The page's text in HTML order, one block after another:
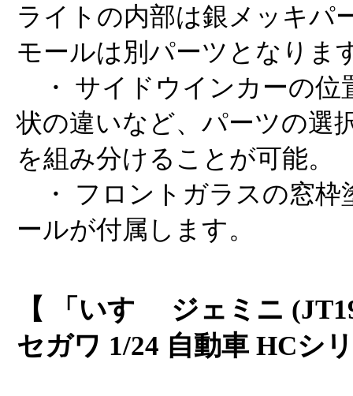
ライトの内部は銀メッキパ
モールは別パーツとなりま
・ サイドウインカーの位
状の違いなど、パーツの選
を組み分けることが可能。
・ フロントガラスの窓枠
ールが付属します。
【 「いすゞ ジェミニ
セガワ 1/24 自動車 HCシ